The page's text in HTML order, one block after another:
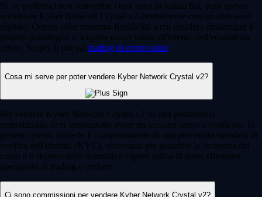
Sì, se preferisci non convertire i tuoi asset in valuta fiat, puoi spesso
scambiare Kyber Network Crystal v2 direttamente con un altro asset
digitale. Questo offre massima flessibilità a chi desidera ribilanciare il
proprio portafoglio o scoprire nuovi token all'interno dell'ecosistema
cripto. Scopri di più sul trading di criptovalute
Cosa mi serve per poter vendere Kyber Network Crystal v2?
Per vendere Kyber Network Crystal v2 su una piattaforma
centralizzata, devi innanzitutto avere un account attivo e verificato. In
genere, questo richiede il completamento di una procedura standard di
verifica dell'identità (KYC), necessaria per garantire la sicurezza del
conto e il rispetto delle normative vigenti prima di poter effettuare
operazioni di trading o prelievi.
Ci sono commissioni per vendere Kyber Network Crystal v2?